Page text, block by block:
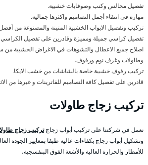
تفصيل مجالس وكنب وصوفايات خشبية.
مهارة في انتقاء أجمل التصاميم واكثرها جمالية.
تركيب وتفصيل الابواب الخشبية المتينة والمصنوعة من
تفصيل كراسي جميلة ومميزة وقادرين على تفصيل
اصلاح جميع الاعطال والتشوهات في الاغراض الخشبية من
وطاولات وغرف نوم ورفوف.
تركيب رفوف خشبية خاصة بالشاشات من خشب الايكا.
قادرين على تفصيل كافة التصاميم للفاترينات و غيرها من
تركيب زجاج طاولات
نعمل في شركتنا على تركيب أبواب زجاجتركيب زجاج
وتشكيل أبواب زجاج بكفاءات عالية طبقا بمعايير الجودة
للأمطار والحرارة العالية والأشعة الفوق البنفسجية،